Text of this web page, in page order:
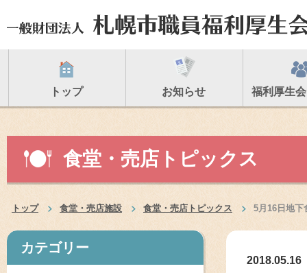
トップ お知らせ 福利厚生
食堂・売店トピックス
トップ 食堂・売店施設 食堂・売店トピックス 5月16日地
カテゴリー
2018.05.16